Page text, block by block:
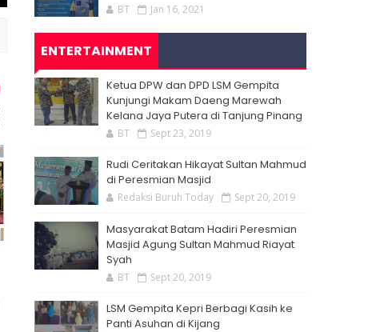
BT Jan 16, 2021
ENTERTAINMENT
Ketua DPW dan DPD LSM Gempita
Kunjungi Makam Daeng Marewah
Kelana Jaya Putera di Tanjung Pinang
BT Sept 23, 2019
Rudi Ceritakan Hikayat Sultan Mahmud
di Peresmian Masjid
Redaksi Buruh Today Sept 20, 2019
Masyarakat Batam Hadiri Peresmian
Masjid Agung Sultan Mahmud Riayat
Syah
BT Sept 20, 2019
LSM Gempita Kepri Berbagi Kasih ke
Panti Asuhan di Kijang